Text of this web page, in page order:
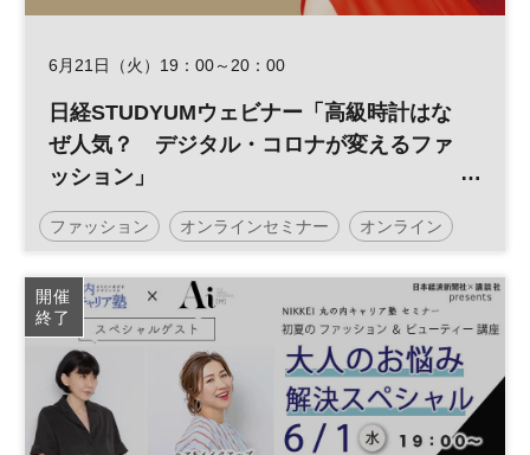
6月21日（火）19：00～20：00
日経STUDYUMウェビナー「高級時計はな
ぜ人気？ デジタル・コロナが変えるファ
ッション」
ファッション オンラインセミナー オンライン
ポストコロナ 購読者限定 参加無料
平日夜開催
開催
終了